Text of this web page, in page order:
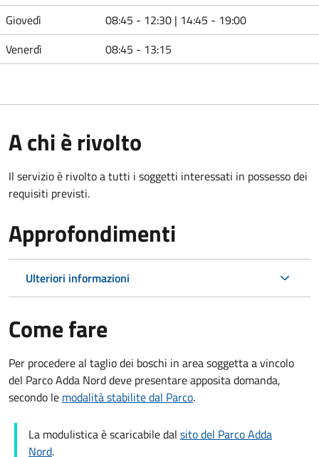
Giovedì
08:45 - 12:30 | 14:45 - 19:00
Venerdì
08:45 - 13:15
A chi è rivolto
Il servizio è rivolto a tutti i soggetti interessati in possesso dei
requisiti previsti.
Approfondimenti
Ulteriori informazioni
Come fare
Per procedere al taglio dei boschi in area soggetta a vincolo
del Parco Adda Nord deve presentare apposita domanda,
secondo le modalità stabilite dal Parco.
La modulistica è scaricabile dal sito del Parco Adda
Nord.